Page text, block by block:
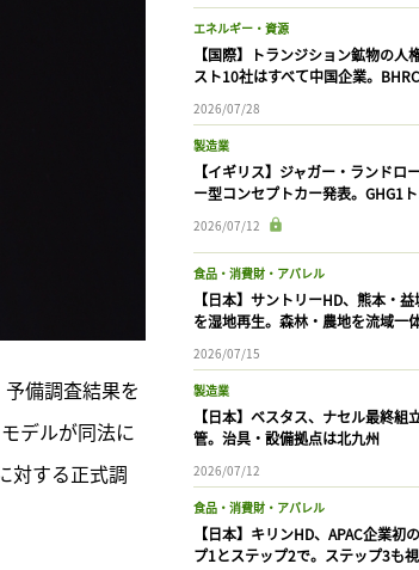
備調査結果を
デルが同法に
対する正式調
エネルギー・資源
【国際】トランジション鉱物の人
スト10社はすべて中国企業。BHRC
2026/07/28
製造業
【イギリス】ジャガー・ランドロ
ー型コンセプトカー発表。GHG1
2026/07/12
食品・消費財・アパレル
【日本】サントリーHD、熊本・
を湿地再生。森林・農地を流域一
2026/07/15
製造業
【日本】ベスタス、ナセル最終組
管。治具・設備拠点は北九州
2026/07/12
食品・消費財・アパレル
【日本】キリンHD、APAC企業初
プ1とステップ2で。ステップ3も